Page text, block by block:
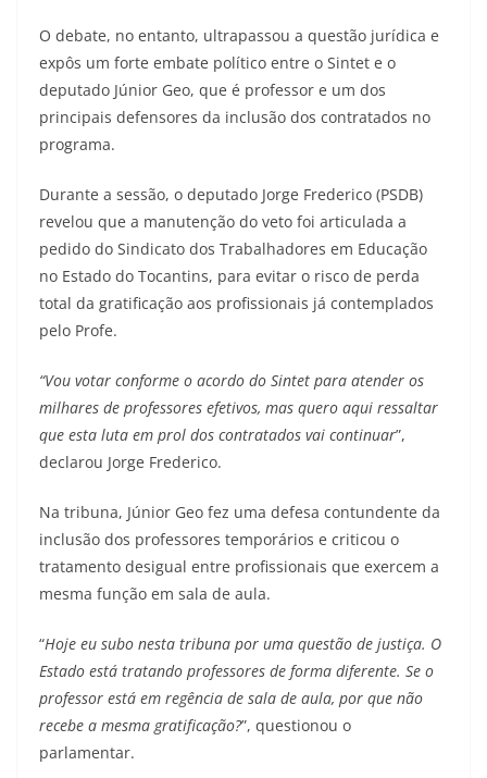
O debate, no entanto, ultrapassou a questão jurídica e
expôs um forte embate político entre o Sintet e o
deputado Júnior Geo, que é professor e um dos
principais defensores da inclusão dos contratados no
programa.
Durante a sessão, o deputado Jorge Frederico (PSDB)
revelou que a manutenção do veto foi articulada a
pedido do Sindicato dos Trabalhadores em Educação
no Estado do Tocantins, para evitar o risco de perda
total da gratificação aos profissionais já contemplados
pelo Profe.
“Vou votar conforme o acordo do Sintet para atender os
milhares de professores efetivos, mas quero aqui ressaltar
que esta luta em prol dos contratados vai continuar”,
declarou Jorge Frederico.
Na tribuna, Júnior Geo fez uma defesa contundente da
inclusão dos professores temporários e criticou o
tratamento desigual entre profissionais que exercem a
mesma função em sala de aula.
“Hoje eu subo nesta tribuna por uma questão de justiça. O
Estado está tratando professores de forma diferente. Se o
professor está em regência de sala de aula, por que não
recebe a mesma gratificação?”, questionou o
parlamentar.